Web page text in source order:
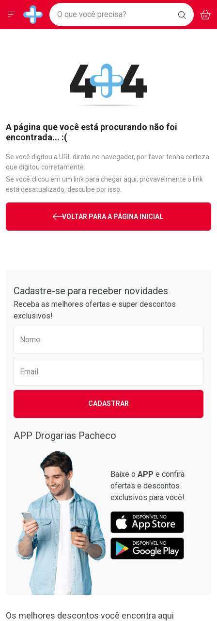
Drogarias Pacheco
Baixe nosso APP e aproveite Ofertas Exclusivas!
BAIXE
O APP
Ir direto para a home
pela página
Ir direto para o conteúdo
Ir direto para a busca
Ir direto para a notificações
Ir direto para o carrinho
Faça a sua busca
O que você precisa? BUSCAR
Menu
A página que você está procurando não foi
encontrada... :(
Se você digitou a URL direto no navegador, por favor tenha certeza
que digitou corretamente.
Se você clicou em um link para chegar aqui, provavelmente o link
está desatualizado, desculpe por isso.
VOLTAR PARA A PÁGINA INICIAL
Cadastre-se para receber novidades
Receba as melhores ofertas e super descontos
exclusivos!
Nome
Email
CADASTRAR
APP Drogarias Pacheco
Baixe o APP e confira
ofertas e descontos
exclusivos para você!
Os melhores descontos você encontra aqui